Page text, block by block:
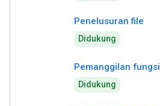
Penelusuran file
Didukung
Pemanggilan fungsi
Didukung